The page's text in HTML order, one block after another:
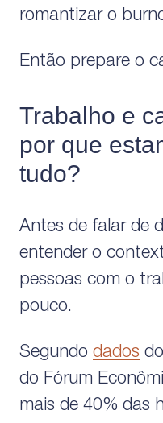
romantizar o
Então prepare o
Trabalho e
por que
tudo?
Antes de falar de
entender o
pessoas com o
pouco.
Segundo dados do
do Fórum
mais de 40% das